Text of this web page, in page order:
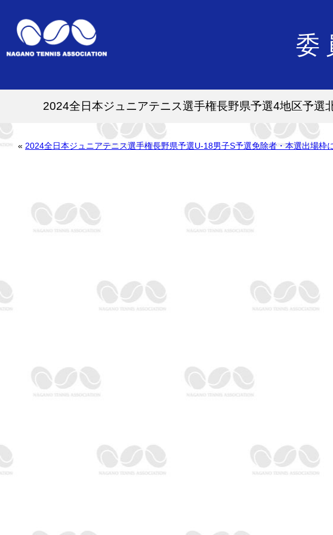
委
2024全日本ジュニアテニス選手権長野県予選4地区予選
« 2024全日本ジュニアテニス選手権長野県予選U-18男子S予選免除者・本選出場枠